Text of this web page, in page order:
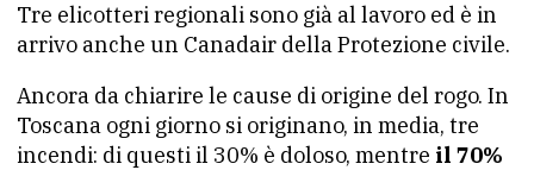
Tre elicotteri regionali sono già al lavoro ed è in
arrivo anche un Canadair della Protezione civile.
Ancora da chiarire le cause di origine del rogo. In
Toscana ogni giorno si originano, in media, tre
incendi: di questi il 30% è doloso, mentre il 70%